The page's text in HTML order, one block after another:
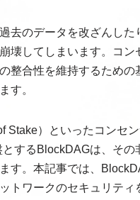
去のデータを改ざんした
壊してしまいます。コン
整合性を維持するための
す。
Stake）といったコンセ
するBlockDAGは、その
す。本記事では、
トワークのセキュリティ